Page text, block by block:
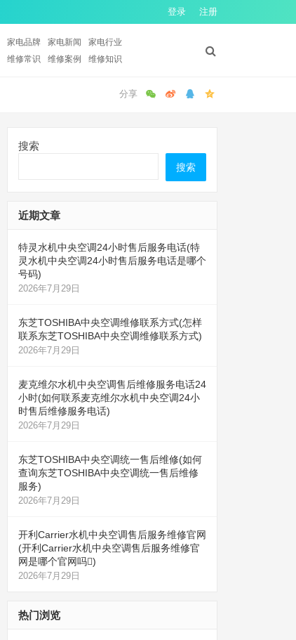
登录 注册
家电品牌 家电新闻
家电行业
维修常识 维修案例 维修知识
搜索
搜索
近期文章
特灵水机中央空调24小时售后服务电话(特
灵水机中央空调24小时售后服务电话是哪个
号码)
2026年7月29日
东芝TOSHIBA中央空调维修联系方式(怎样
联系东芝TOSHIBA中央空调维修联系方式)
2026年7月29日
麦克维尔水机中央空调售后维修服务电话24
小时(如何联系麦克维尔水机中央空调24小
时售后维修服务电话)
2026年7月29日
东芝TOSHIBA中央空调统一售后维修(如何
查询东芝TOSHIBA中央空调统一售后维修
服务)
2026年7月29日
开利Carrier水机中央空调售后服务维修官网
(开利Carrier水机中央空调售后服务维修官
网是哪个官网吗)
2026年7月29日
热门浏览